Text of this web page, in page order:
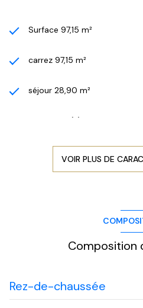
Surface 97,15 m²
carrez 97,15 m²
séjour 28,90 m²
3 chambre(s)
Chauffage individuel :
3ème étage
VOIR PLUS DE
Composition
Rez-de-chaussée